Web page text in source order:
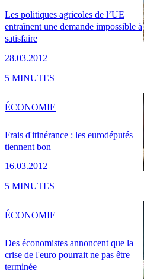
Les politiques agricoles de l’UE
entraînent une demande impossible à
satisfaire
28.03.2012
5 MINUTES
Frais d'itinérance : les eurodéputés
tiennent bon
16.03.2012
ÉCONOMIE
5 MINUTES
Des économistes annoncent que la
crise de l'euro pourrait ne pas être
terminée
ÉCONOMIE